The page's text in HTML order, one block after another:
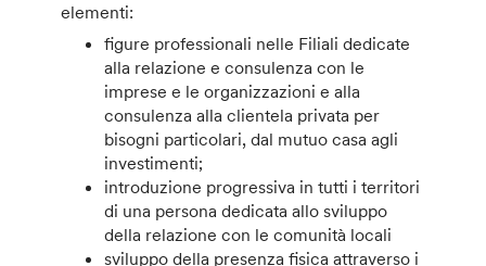
elementi:
figure professionali nelle Filiali dedicate
alla relazione e consulenza con le
imprese e le organizzazioni e alla
consulenza alla clientela privata per
bisogni particolari, dal mutuo casa agli
investimenti;
introduzione progressiva in tutti i territori
di una persona dedicata allo sviluppo
della relazione con le comunità locali
sviluppo della presenza fisica attraverso i